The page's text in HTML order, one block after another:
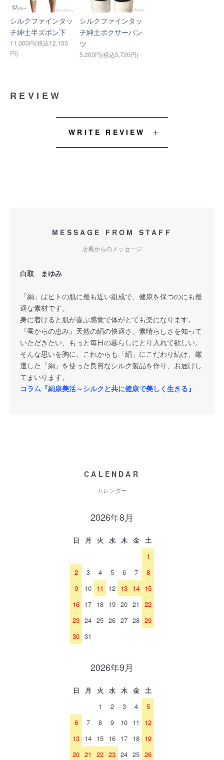
シルクファインタッ
チ紳士半ズボン下
11,000円(税込12,100
円)
シルクファインタッ
チ紳士ボクサーパン
ツ
5,200円(税込5,720円)
REVIEW
WRITE REVIEW
MESSAGE FROM STAFF
店長からのメッセージ
白取 まゆみ
「絹」はヒトの肌に最も近い組成で、健康を保つのにも最
適な素材です。
身に着けると肌が喜ぶ感覚で体がとても楽になります。
『蚕からの恵み』天然の絹の快適さ、素晴らしさを知って
いただきたい、もっと毎日の暮らしにとり入れて欲しい。
そんな思いを胸に、これからも「絹」にこだわり続け、厳
選した「絹」を使った良質なシルク製品を作り、お届けし
てまいります。
コラム『絹康美活～シルクと共に健康で美しく生きる』
CALENDAR
カレンダー
2026年8月
日 月 火 水 木 金
土
1
2
3 4 5 6 7
8
9
10 11 12 13 14 15
16 17 18 19 20 21
22
23 24 25 26 27 28 29
30 31
2026年9月
日 月 火 水 木 金
土
1
2 3 4
5
6
7 8 9 10 11
12
13 14 15 16 17 18 19
20 21 22 23 24 25 26